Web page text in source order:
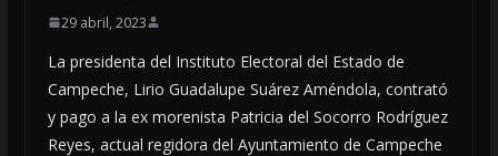
29 abril, 2023
La presidenta del Instituto Electoral del Estado de
Campeche, Lirio Guadalupe Suárez Améndola, contrató
y pago a la ex morenista Patricia del Socorro Rodríguez
Reyes, actual regidora del Ayuntamiento de Campeche